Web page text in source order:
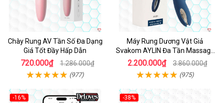
Chày Rung AV Tần Số Đa Dạng
Giá Tốt Đầy Hấp Dẫn
720.000₫ 1.286.000₫
(977)
Máy Rung Dương Vật Giả
Svakom AYLIN Đa Tần Massage
Sướng
2.200.000₫ 3.860.000₫
(975)
-16%
-38%